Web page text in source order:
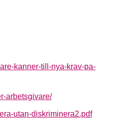
kanner-till-nya-krav-pa-
arbetsgivare/
utan-diskriminera2.pdf